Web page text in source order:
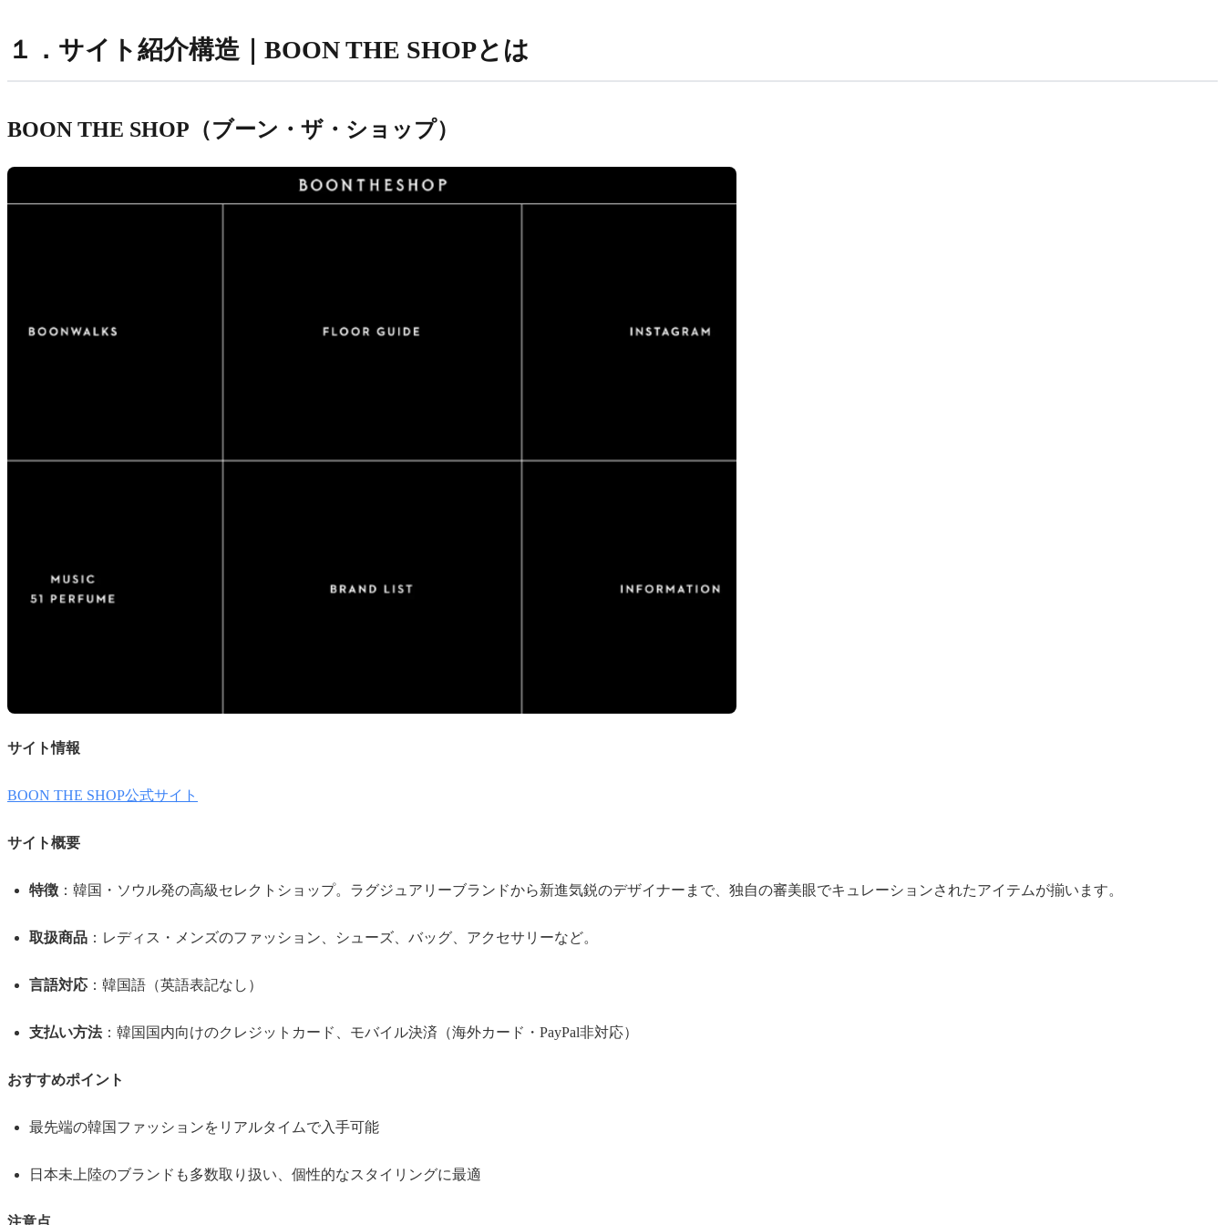
１．サイト紹介構造｜BOON THE SHOPとは
BOON THE SHOP（ブーン・ザ・ショップ）
サイト情報
BOON THE SHOP公式サイト
サイト概要
特徴 ：韓国・ソウル発の高級セレクトショップ。ラグジュアリーブランドから新進気鋭のデザイナーまで、独自の審美眼でキュレーションされたアイテムが揃います。
取扱商品 ：レディス・メンズのファッション、シューズ、バッグ、アクセサリーなど。
言語対応 ：韓国語（英語表記なし）
支払い方法：韓国国内向けのクレジットカード、モバイル決済（海外カード・PayPal非対応）
おすすめポイント
最先端の韓国ファッションをリアルタイムで入手可能
日本未上陸のブランドも多数取り扱い、個性的なスタイリングに最適